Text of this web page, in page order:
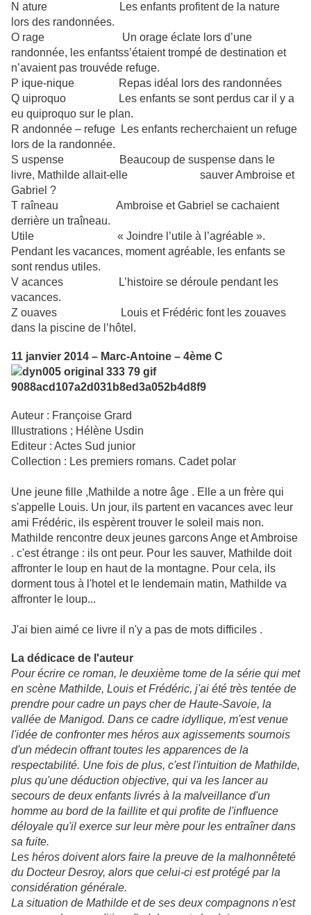
N ature Les enfants profitent de la nature
lors des randonnées.
O rage Un orage éclate lors d’une
randonnée, les enfantss’étaient trompé de destination et
n’avaient pas trouvéde refuge.
P ique-nique Repas idéal lors des randonnées
Q uiproquo Les enfants se sont perdus car il y a
eu quiproquo sur le plan.
R andonnée – refuge Les enfants recherchaient un refuge
lors de la randonnée.
S uspense Beaucoup de suspense dans le
livre, Mathilde allait-elle sauver Ambroise et
Gabriel ?
T raîneau Ambroise et Gabriel se cachaient
derrière un traîneau.
Utile « Joindre l’utile à l’agréable ».
Pendant les vacances, moment agréable, les enfants se
sont rendus utiles.
V acances L’histoire se déroule pendant les
vacances.
Z ouaves Louis et Frédéric font les zouaves
dans la piscine de l’hôtel.
11 janvier 2014 – Marc-Antoine – 4ème C
Auteur : Françoise Grard
Illustrations ; Hélène Usdin
Editeur : Actes Sud junior
Collection : Les premiers romans. Cadet polar
Une jeune fille ,Mathilde a notre âge . Elle a un frère qui
s'appelle Louis. Un jour, ils partent en vacances avec leur
ami Frédéric, ils espèrent trouver le soleil mais non.
Mathilde rencontre deux jeunes garcons Ange et Ambroise
. c'est étrange : ils ont peur. Pour les sauver, Mathilde doit
affronter le loup en haut de la montagne. Pour cela, ils
dorment tous à l'hotel et le lendemain matin, Mathilde va
affronter le loup...
J'ai bien aimé ce livre il n'y a pas de mots difficiles .
La dédicace de l'auteur
Pour écrire ce roman, le deuxième tome de la série qui met
en scène Mathilde, Louis et Frédéric, j'ai été très tentée de
prendre pour cadre un pays cher de Haute-Savoie, la
vallée de Manigod. Dans ce cadre idyllique, m'est venue
l'idée de confronter mes héros aux agissements sournois
d'un médecin offrant toutes les apparences de la
respectabilité. Une fois de plus, c'est l'intuition de Mathilde,
plus qu'une déduction objective, qui va les lancer au
secours de deux enfants livrés à la malveillance d'un
homme au bord de la faillite et qui profite de l'influence
déloyale qu'il exerce sur leur mère pour les entraîner dans
sa fuite.
Les héros doivent alors faire la preuve de la malhonnêteté
du Docteur Desroy, alors que celui-ci est protégé par la
considération générale.
La situation de Mathilde et de ses deux compagnons n'est